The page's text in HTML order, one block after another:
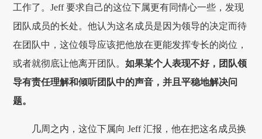
工作了。Jeff 要求自己的这位下属更有同情心一些，发现
团队成员的长处。他认为这名成员是因为领导的决定而待
在团队中，这位领导应该把他放在更能发挥专长的岗位，
或者就彻底让他离开团队。如果某个人表现不好，团队领
导有责任理解和倾听团队中的声音，并且平稳地解决问
题。
几周之内，这位下属向 Jeff 汇报，他在把这名成员换